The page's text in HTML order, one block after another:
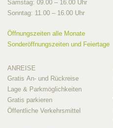
Samstag: 09.00 – 16.00 Uhr
Sonntag: 11.00 – 16.00 Uhr
Öffnungszeiten alle Monate
Sonderöffnungszeiten und Feiertage
ANREISE
Gratis An- und Rückreise
Lage & Parkmöglichkeiten
Gratis parkieren
Öffentliche Verkehrsmittel